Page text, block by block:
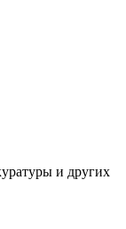
и других